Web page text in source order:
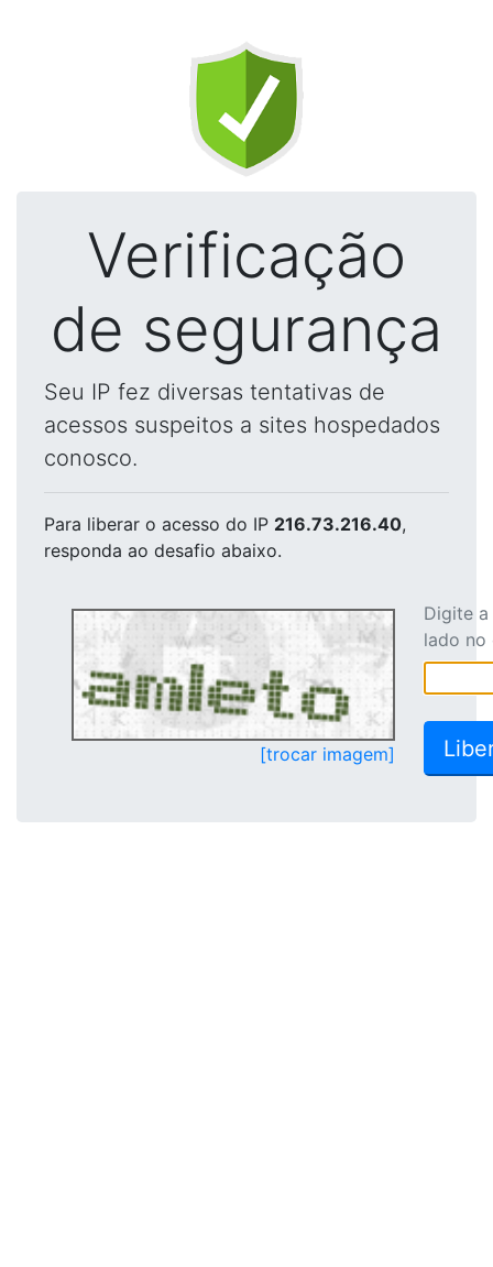
Verificação
de segurança
Seu IP fez diversas tentativas de
acessos suspeitos a sites hospedados
conosco.
Para liberar o acesso do IP 216.73.216.40,
responda ao desafio abaixo.
[trocar imagem]
Digite
lado no